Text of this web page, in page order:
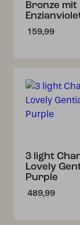
Bronze mit
159,99
3 light
Lovely
Purple
489,99